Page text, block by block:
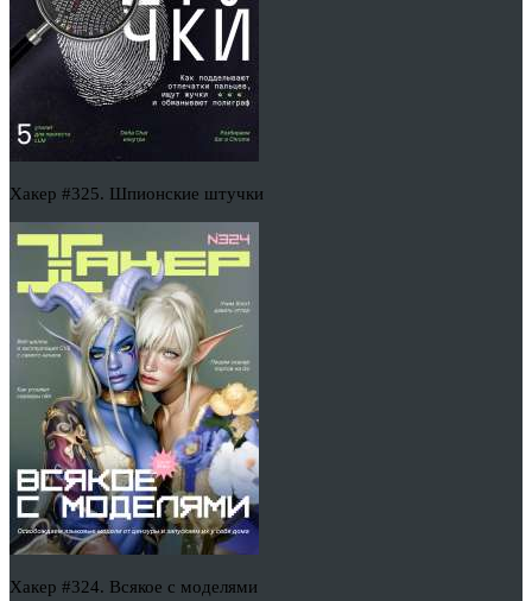
Хакер #325. Шпионские штучки
Хакер #324. Всякое с моделями